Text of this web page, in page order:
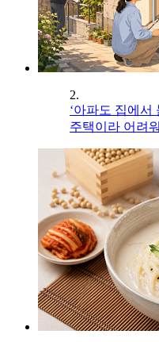
2.
‘아파도 집에서
주택이라 어려워